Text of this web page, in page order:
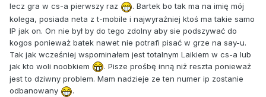
lecz gra w cs-a pierwszy raz
. Bartek bo tak ma na imię mój
kolega, posiada neta z t-mobile i najwyraźniej ktoś ma takie samo
IP jak on. On nie był by do tego zdolny aby sie podszywać do
kogos ponieważ batek nawet nie potrafi pisać w grze na say-u.
Tak jak wcześniej wspominałem jest totalnym Laikiem w cs-a lub
jak kto woli noobkiem
. Pisze prośbę inną niż reszta ponieważ
jest to dziwny problem. Mam nadzieje ze ten numer ip zostanie
odbanowany
.